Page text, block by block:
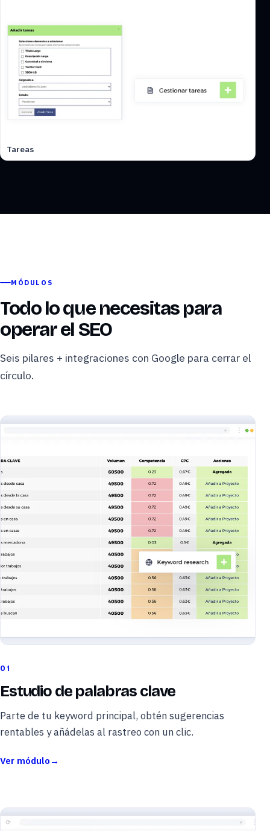
Tareas
MÓDULOS
Todo lo que necesitas para
operar el SEO
Seis pilares + integraciones con Google para cerrar el
círculo.
01
Estudio de palabras clave
Parte de tu keyword principal, obtén sugerencias
rentables y añádelas al rastreo con un clic.
Ver módulo →